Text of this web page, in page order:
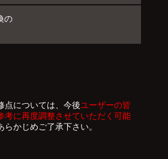
の
点については、今後ユーザーの皆
考に再度調整させていただく可能
らかじめご了承下さい。